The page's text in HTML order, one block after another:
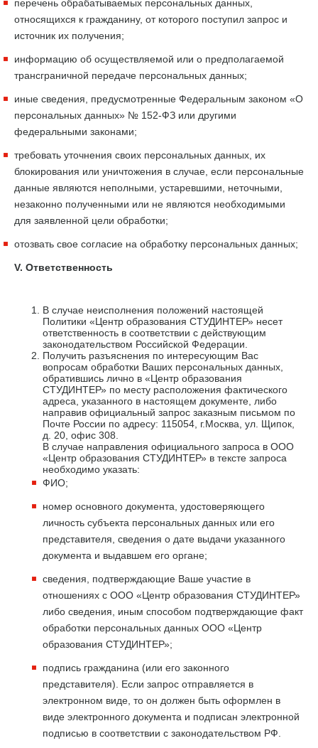
перечень обрабатываемых персональных данных,
относящихся к гражданину, от которого поступил запрос и
источник их получения;
информацию об осуществляемой или о предполагаемой
трансграничной передаче персональных данных;
иные сведения, предусмотренные Федеральным законом «О
персональных данных» № 152-ФЗ или другими
федеральными законами;
требовать уточнения своих персональных данных, их
блокирования или уничтожения в случае, если персональные
данные являются неполными, устаревшими, неточными,
незаконно полученными или не являются необходимыми
для заявленной цели обработки;
отозвать свое согласие на обработку персональных данных;
V. Ответственность
В случае неисполнения положений настоящей
Политики «Центр образования СТУДИНТЕР» несет
ответственность в соответствии с действующим
законодательством Российской Федерации.
Получить разъяснения по интересующим Вас
вопросам обработки Ваших персональных данных,
обратившись лично в «Центр образования
СТУДИНТЕР» по месту расположения фактического
адреса, указанного в настоящем документе, либо
направив официальный запрос заказным письмом по
Почте России по адресу: 115054, г.Москва, ул. Щипок,
д. 20, офис 308.
В случае направления официального запроса в ООО
«Центр образования СТУДИНТЕР» в тексте запроса
необходимо указать:
ФИО;
номер основного документа, удостоверяющего
личность субъекта персональных данных или его
представителя, сведения о дате выдачи указанного
документа и выдавшем его органе;
сведения, подтверждающие Ваше участие в
отношениях с ООО «Центр образования СТУДИНТЕР»
либо сведения, иным способом подтверждающие факт
обработки персональных данных ООО «Центр
образования СТУДИНТЕР»;
подпись гражданина (или его законного
представителя). Если запрос отправляется в
электронном виде, то он должен быть оформлен в
виде электронного документа и подписан электронной
подписью в соответствии с законодательством РФ.